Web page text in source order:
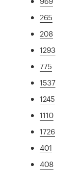
265
208
1293
775
1537
1245
1110
1726
401
408